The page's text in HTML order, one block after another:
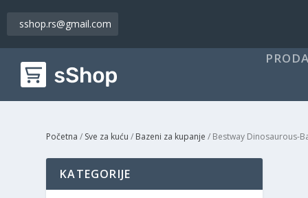
sshop.rs@gmail.com
Početna / Sve za kuću / Bazeni za kupanje / Bestway Dinosaurous-
KATEGORIJE